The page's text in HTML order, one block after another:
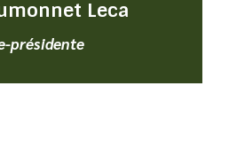
Leca
présidente